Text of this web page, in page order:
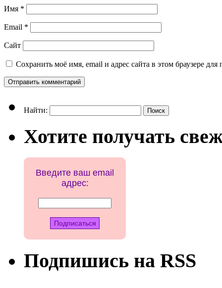
Имя *
Email *
Сайт
Сохранить моё имя, email и адрес сайта в этом браузере
Найти:
Хотите получать
Введите ваш email
адрес:
Подпишись на RSS